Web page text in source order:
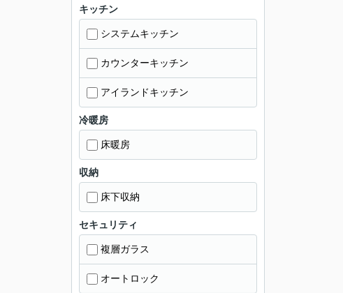
キッチン
システムキッチン
カウンターキッチン
アイランドキッチン
冷暖房
床暖房
収納
床下収納
セキュリティ
複層ガラス
オートロック